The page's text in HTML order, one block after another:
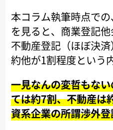
本コラム執筆時点で
を見ると、商業登記他
不動産登記（ほぼ決
約他が1割程度という
一見なんの変哲もな
ては約7割、不動産は
資系企業の所謂渉外